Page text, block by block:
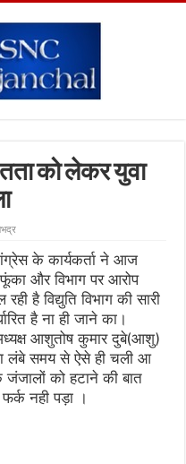
को लेकर युवा
के कार्यकर्ता ने आज
फूंका और विभाग पर आरोप
है विद्युति विभाग की सारी
है ना ही जाने का।
आशुतोष कुमार दुबे(आशु)
लंबे समय से ऐसे ही चली आ
जंजालों को हटाने की बात
नही पड़ा ।